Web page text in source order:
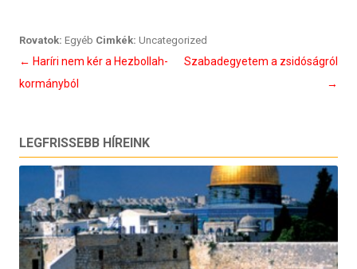
Rovatok: Egyéb Cimkék: Uncategorized
Bejegyzés
navigáció
← Haríri nem kér a Hezbollah-
kormányból
Szabadegyetem a zsidóságról
→
LEGFRISSEBB HÍREINK